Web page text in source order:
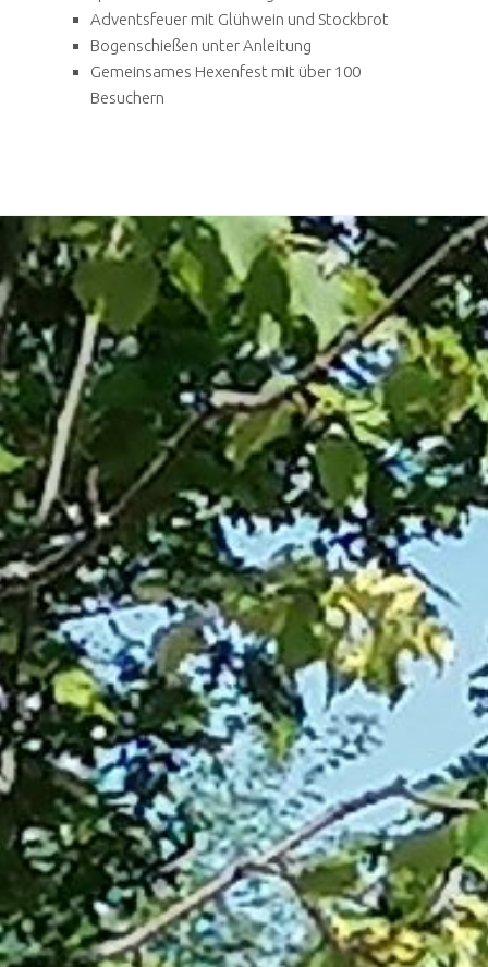
Adventsfeuer mit Glühwein und Stockbrot
Bogenschießen unter Anleitung
Gemeinsames Hexenfest mit über 100
Besuchern